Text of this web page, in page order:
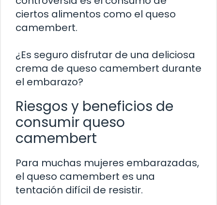
ciertos alimentos como el queso
camembert.
¿Es seguro disfrutar de una deliciosa
crema de queso camembert durante
el embarazo?
Riesgos y beneficios de
consumir queso
camembert
Para muchas mujeres embarazadas,
el queso camembert es una
tentación difícil de resistir.